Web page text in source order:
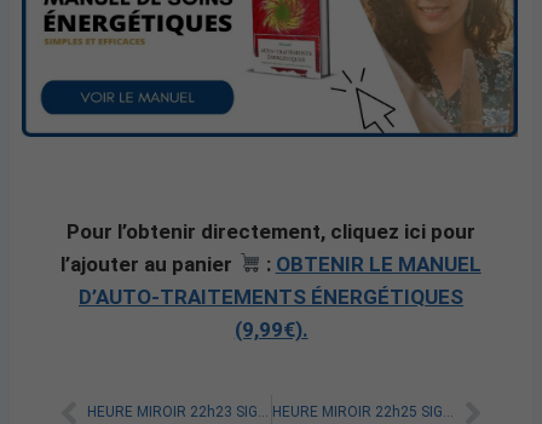
Pour l’obtenir directement, cliquez ici pour
l’ajouter au panier
: OBTENIR LE MANUEL
D’AUTO-TRAITEMENTS ÉNERGÉTIQUES
(9,99€).
HEURE MIROIR 22h23 SIGNIFICATION VERITABLE [A LIRE] HEURE MIROIR 22h25 SIGNIFICATION VERITABLE [A LIRE]